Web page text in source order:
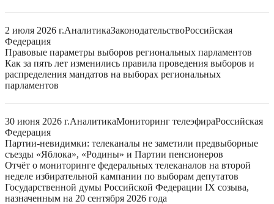
2 июля 2026 г.АналитикаЗаконодательствоРоссийская
Федерация
Правовые параметры выборов региональных парламентов
Как за пять лет изменились правила проведения выборов и
распределения мандатов на выборах региональных
парламентов
30 июня 2026 г.АналитикаМониторинг телеэфираРоссийская
Федерация
Партии-невидимки: телеканалы не заметили предвыборные
съезды «Яблока», «Родины» и Партии пенсионеров
Отчёт о мониторинге федеральных телеканалов на второй
неделе избирательной кампании по выборам депутатов
Государственной думы Российской Федерации IX созыва,
назначенным на 20 сентября 2026 года